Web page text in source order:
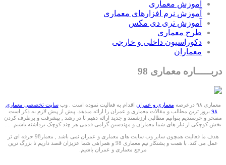
آموزش معماری
آموزش نرم افزارهای معماری
آموزش تری دی مکس
طرح معماری
دکوراسیون داخلی و خارجی
معماران
دربـــــاره معماری 98
معماری ۹۸ درعرصه معماری و عمران اقدام به فعالیت نموده است . وبسایت تخصصی معماری
۹۸ بروز ترین مطالب و مقالات معماری و عمران را ارائه میدهد. پیش از پیش لازم به ذکر است
مفتخر و خرسندیم بتوانیم مطالبی ارزشمند و جدید ارائه دهیم تا در رشد , پیشرفت و برطرف کردن
بخش کوچکی از نیاز های شما معماران و مهندسین گرامی قدمی هر چند کوچک برداشته باشیم. ....
هدف ما فعالیت همچون سایر وب سایت های معماری و عمران نمی باشد , معمار98 حرفه ای تر
عمل می کند. با همت و پشتکار تیم معماری 98 و همراهی شما عزیزان قصد داریم تا بزرگ ترین
مرجع معماری و عمران باشیم.